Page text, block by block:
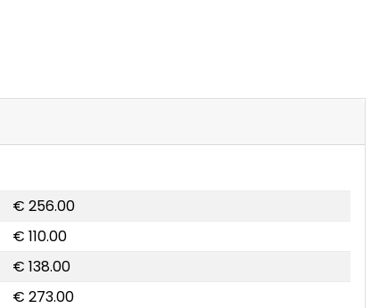
€ 256.00
€ 110.00
€ 138.00
€ 273.00